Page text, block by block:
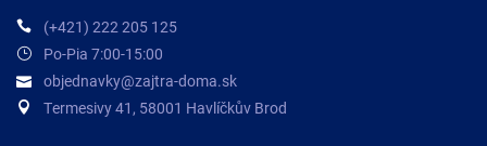
(+421) 222 205 125
Po-Pia 7:00-15:00
objednavky@zajtra-doma.sk
Termesivy 41, 58001 Havlíčkův Brod